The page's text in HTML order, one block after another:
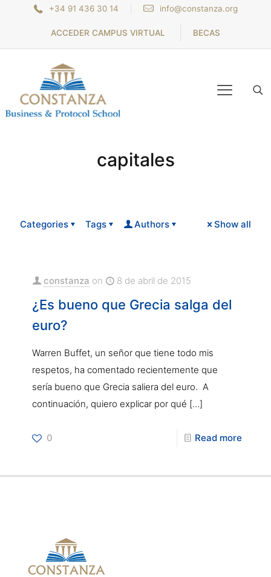
+34 91 436 30 14 info@constanza.org
ACCEDER CAMPUS VIRTUAL BECAS
capitales
Categories Tags Authors Show all
constanza on 8 de abril de 2015
¿Es bueno que Grecia salga del
euro?
Warren Buffet, un señor que tiene todo mis
respetos, ha comentado recientemente que
sería bueno que Grecia saliera del euro. A
continuación, quiero explicar por qué […]
0 Read more